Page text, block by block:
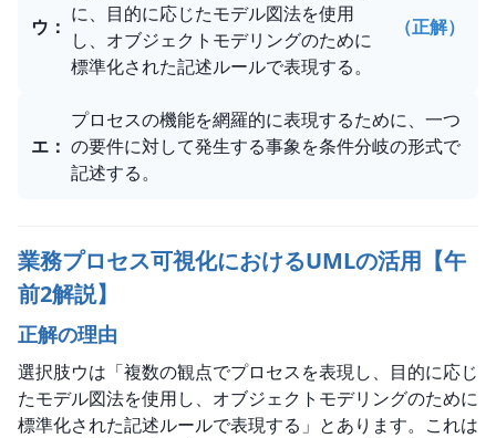
ウ ：
に、目的に応じたモデル図法を使用
し、オブジェクトモデリングのために
標準化された記述ルールで表現する。
（正解）
エ ：
プロセスの機能を網羅的に表現するために、一つ
の要件に対して発生する事象を条件分岐の形式で
記述する。
業務プロセス可視化におけるUMLの活用【午
前2解説】
正解の理由
選択肢ウは「複数の観点でプロセスを表現し、目的に応じ
たモデル図法を使用し、オブジェクトモデリングのために
標準化された記述ルールで表現する」とあります。これは